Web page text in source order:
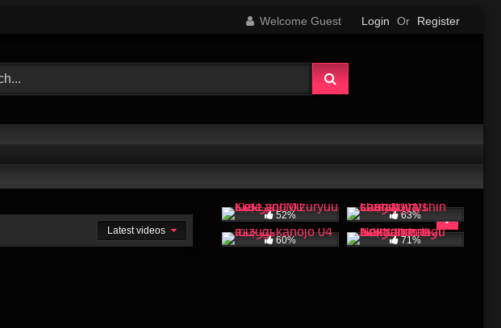
Welcome Guest Login Or Register
Latest videos
52% 63%
60% 71%